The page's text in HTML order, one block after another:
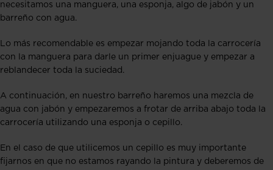
necesitamos una manguera, una esponja, algo de jabón y un
barreño con agua.
Lo más recomendable es empezar mojando toda la carrocería
con la manguera para darle un primer enjuague y empezar a
reblandecer toda la suciedad.
A continuación, en nuestro barreño haremos una mezcla de
agua con jabón y empezaremos a frotar de arriba abajo toda la
carrocería utilizando una esponja o cepillo.
En el caso de que utilicemos un cepillo es muy importante
fijarnos en que no estamos rayando la pintura y deberemos de